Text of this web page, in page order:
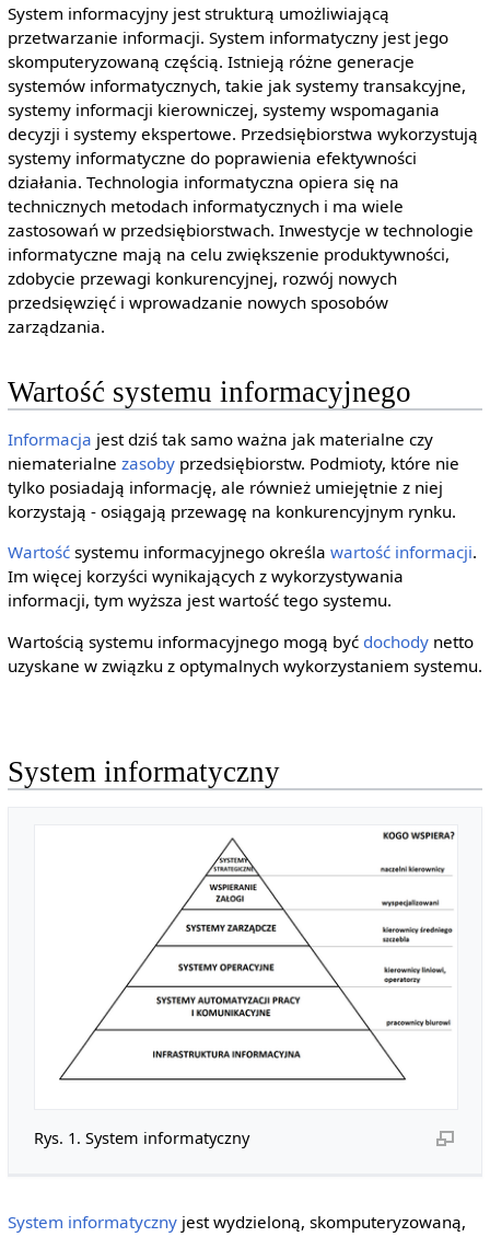
System informacyjny jest strukturą umożliwiającą
przetwarzanie informacji. System informatyczny jest jego
skomputeryzowaną częścią. Istnieją różne generacje
systemów informatycznych, takie jak systemy transakcyjne,
systemy informacji kierowniczej, systemy wspomagania
decyzji i systemy ekspertowe. Przedsiębiorstwa wykorzystują
systemy informatyczne do poprawienia efektywności
działania. Technologia informatyczna opiera się na
technicznych metodach informatycznych i ma wiele
zastosowań w przedsiębiorstwach. Inwestycje w technologie
informatyczne mają na celu zwiększenie produktywności,
zdobycie przewagi konkurencyjnej, rozwój nowych
przedsięwzięć i wprowadzanie nowych sposobów
zarządzania.
Wartość systemu informacyjnego
Informacja jest dziś tak samo ważna jak materialne czy
niematerialne zasobyprzedsiębiorstw. Podmioty, które nie
tylko posiadają informację, ale również umiejętnie z niej
korzystają - osiągają przewagę na konkurencyjnym rynku.
Wartośćsystemu informacyjnego określa wartość informacji.
Im więcej korzyści wynikających z wykorzystywania
informacji, tym wyższa jest wartość tego systemu.
Wartością systemu informacyjnego mogą być dochodynetto
uzyskane w związku z optymalnych wykorzystaniem systemu.
System informatyczny
Rys. 1. System informatyczny
System informatycznyjest wydzieloną, skomputeryzowaną,